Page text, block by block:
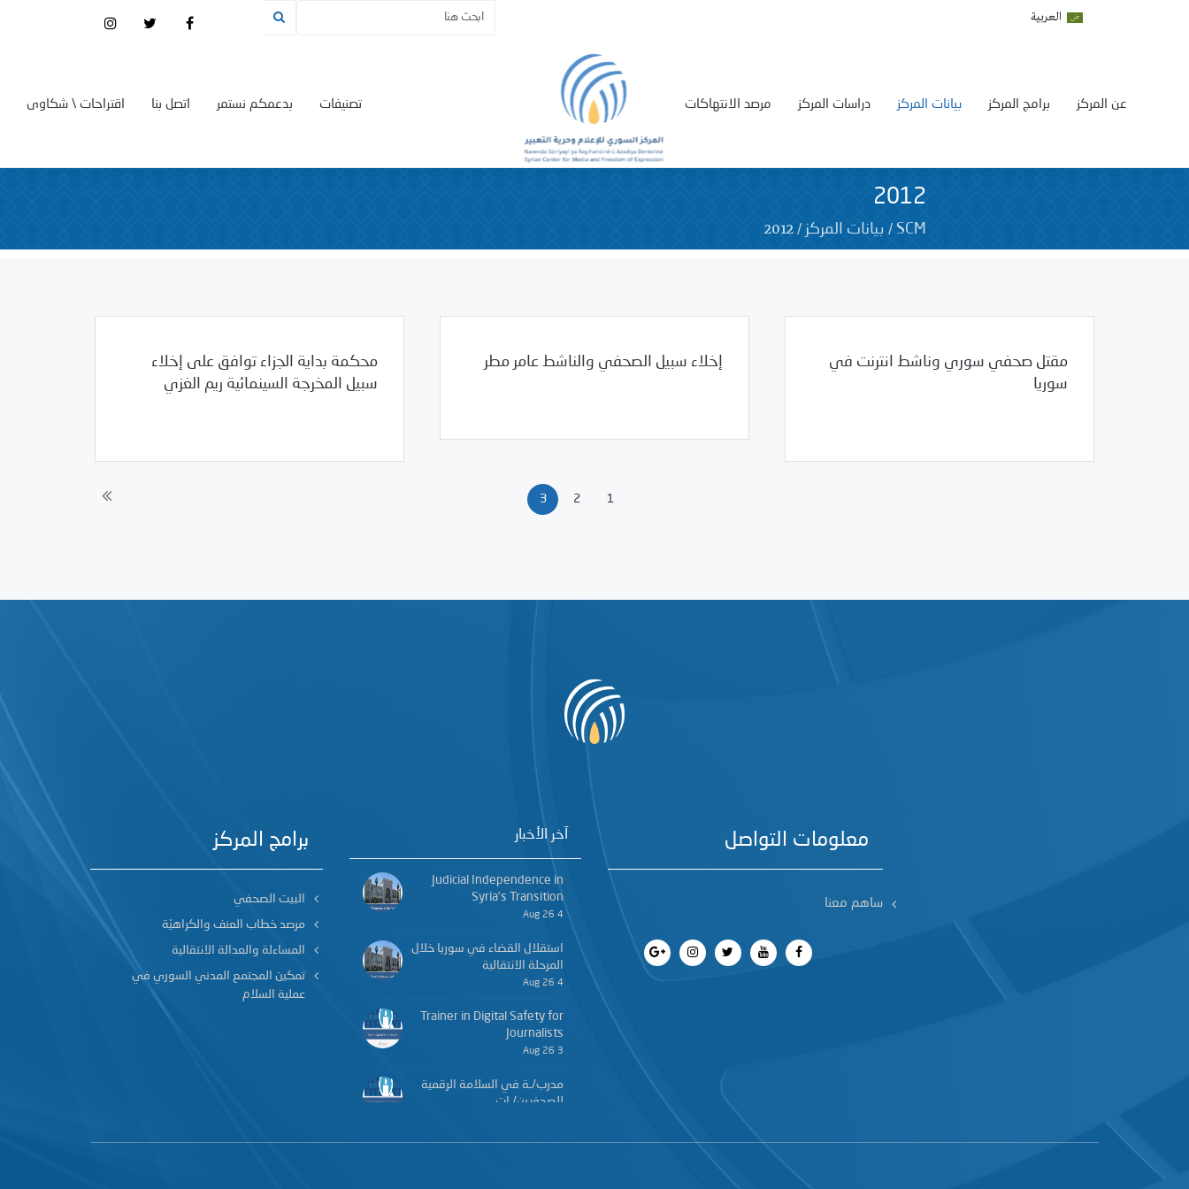
العربية
اقتراحات \ شكاوى اتصل بنا بدعمكم نستمر تصنيفات مرصد الانتهاكات دراسات المركز بيانات المركز برامج المركز عن المركز
2012
SCM
/ بيانات المركز /
2012
محكمة بداية الجزاء توافق على إخلاء
سبيل المخرجة السينمائية ريم الغزي
إخلاء سبيل الصحفي والناشط عامر مطر
مقتل صحفي سوري وناشط انترنت في
سوريا
1
2
3
برامج المركز
البيت الصحفي
مرصد خطاب العنف والكراهيّة
المساءلة والعدالة الانتقالية
تمكين المجتمع المدني السوري في
عملية السلام
آخر الأخبار
Judicial Independence in
Syria’s Transition
4 Aug 26
استقلال القضاء في سوريا خلال
المرحلة الانتقالية
4 Aug 26
Trainer in Digital Safety for
Journalists
3 Aug 26
مدرب/ـة في السلامة الرقمية
للصحفيين/ـات
معلومات التواصل
ساهم معنا